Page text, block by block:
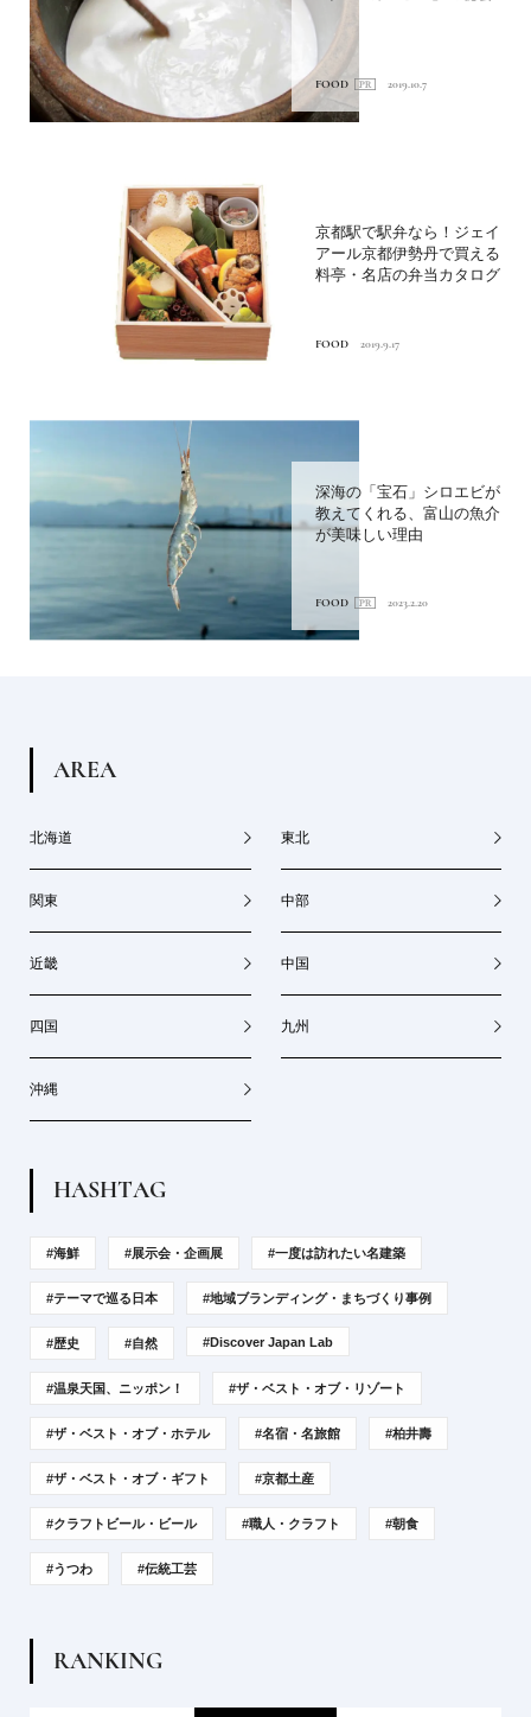
FOOD 2019.10.7
京都駅で駅弁なら！ジェイ
アール京都伊勢丹で買える
料亭・名店の弁当カタログ
FOOD 2019.9.17
深海の「宝石」シロエビが
教えてくれる、富山の魚介
が美味しい理由
FOOD 2023.2.20
AREA
北海道 東北
関東 中部
近畿 中国
四国 九州
沖縄
HASHTAG
#海鮮 #展示会・企画展 #一度は訪れたい名建築
#テーマで巡る日本 #地域ブランディング・まちづくり事例
#歴史 #自然 #Discover Japan Lab
#温泉天国、ニッポン！ #ザ・ベスト・オブ・リゾート
#ザ・ベスト・オブ・ホテル #名宿・名旅館 #柏井壽
#ザ・ベスト・オブ・ギフト #京都土産
#クラフトビール・ビール #職人・クラフト #朝食
#うつわ #伝統工芸
RANKING